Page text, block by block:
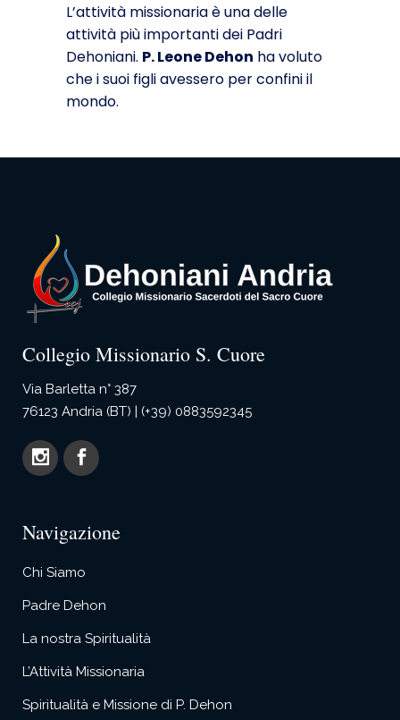
L’attività missionaria è una delle
attività più importanti dei Padri
Dehoniani. P. Leone Dehon ha voluto
che i suoi figli avessero per confini il
mondo.
Collegio Missionario S. Cuore
Via Barletta n° 387
76123 Andria (BT) | (+39) 0883592345
Navigazione
Chi Siamo
Padre Dehon
La nostra Spiritualità
L’Attività Missionaria
Spiritualità e Missione di P. Dehon